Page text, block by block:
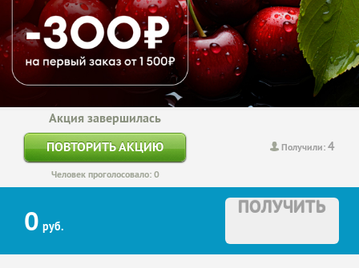
Получили:4
Акция завершилась
ПОВТОРИТЬ АКЦИЮ
Человек проголосовало: 0
0 руб.
ПОЛУЧИТЬ